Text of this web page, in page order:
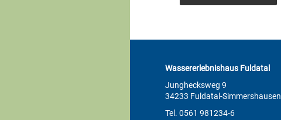
Wassererlebnishaus Fuldatal
Junghecksweg 9
34233 Fuldatal-Simmershausen
Tel. 0561 981234-6